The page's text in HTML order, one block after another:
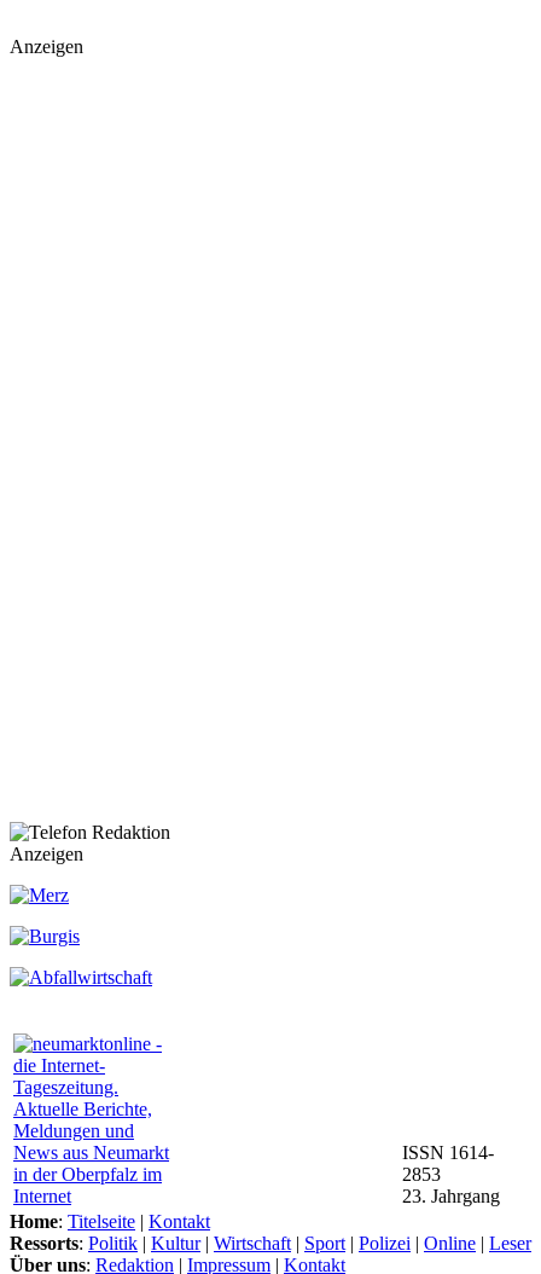
Anzeigen
Anzeigen
ISSN 1614-
2853
23. Jahrgang
Home: Titelseite | Kontakt
Ressorts: Politik | Kultur| Wirtschaft | Sport | Polizei | Online | Leser
Über uns: Redaktion | Impressum | Kontakt